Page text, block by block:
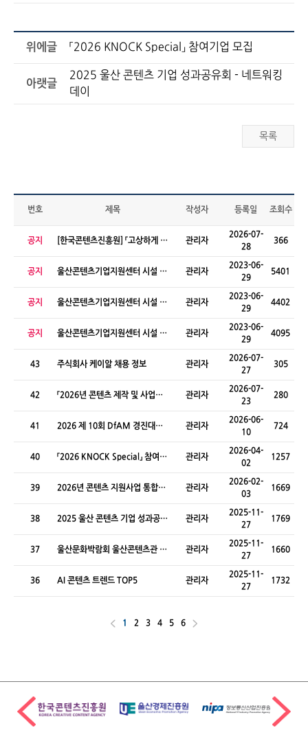
위에글 「2026 KNOCK Special」 참여기업 모집
아랫글
2025 울산 콘텐츠 기업 성과공유회 - 네트워킹
데이
목록
번호 제목 작성자 등록일 조회수
공지
[한국콘텐츠진흥원] 「고상하게 일
관리자
2026-07-
28
366
공지
울산콘텐츠기업지원센터 시설 사
관리자
2023-06-
29
5401
공지
울산콘텐츠기업지원센터 시설 사
관리자
2023-06-
29
4402
공지
울산콘텐츠기업지원센터 시설 사
관리자
2023-06-
29
4095
43 주식회사 케이알 채용 정보 관리자
2026-07-
27
305
42
「2026년 콘텐츠 제작 및 사업화
관리자
2026-07-
23
280
41
2026 제 10회 DfAM 경진대회
관리자
2026-06-
10
724
40
「2026 KNOCK Special」 참여기
관리자
2026-04-
02
1257
39
2026년 콘텐츠 지원사업 통합설
관리자
2026-02-
03
1669
38
2025 울산 콘텐츠 기업 성과공유
관리자
2025-11-
27
1769
37
울산문화박람회 울산콘텐츠관 운
관리자
2025-11-
27
1660
36 AI 콘텐츠 트렌드 TOP5 관리자
2025-11-
27
1732
1 2 3 4 5 6